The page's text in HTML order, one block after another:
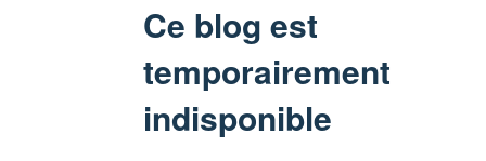
Ce blog est
temporairement
indisponible